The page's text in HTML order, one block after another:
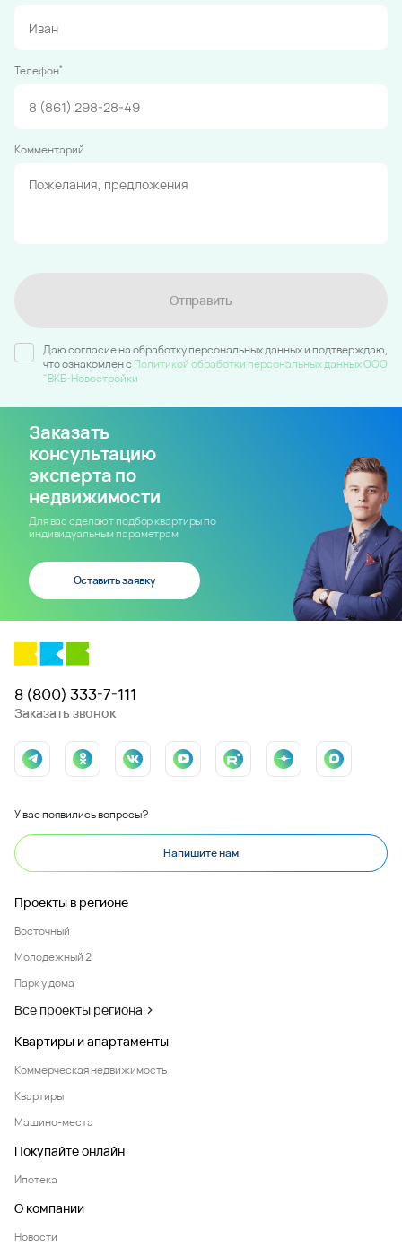
Телефон*
Комментарий
Отправить
Даю согласие на обработку персональных данных и подтверждаю,
что ознакомлен c Политикой обработки персональных данных ООО
"ВКБ-Новостройки
Заказать
консультацию
эксперта по
недвижимости
Для вас сделают подбор квартиры по
индивидуальным параметрам
Оставить заявку
8 (800) 333-7-111
Заказать звонок
У вас появились вопросы?
Напишите нам
Проекты в регионе
Восточный
Молодежный 2
Парк у дома
Все проекты региона
Квартиры и апартаменты
Коммерческая недвижимость
Квартиры
Машино-места
Покупайте онлайн
Ипотека
О компании
Новости